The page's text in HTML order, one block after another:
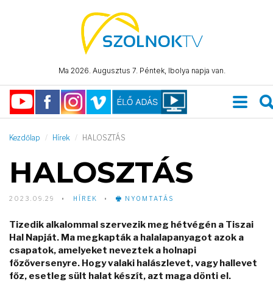
Ma 2026. Augusztus 7. Péntek, Ibolya napja van.
Kezdőlap Hírek HALOSZTÁS
HALOSZTÁS
2023.09.29 HÍREK NYOMTATÁS
Tizedik alkalommal szervezik meg hétvégén a Tiszai
Hal Napját. Ma megkapták a halalapanyagot azok a
csapatok, amelyeket neveztek a holnapi
főzőversenyre. Hogy valaki halászlevet, vagy hallevet
főz, esetleg sült halat készít, azt maga dönti el.